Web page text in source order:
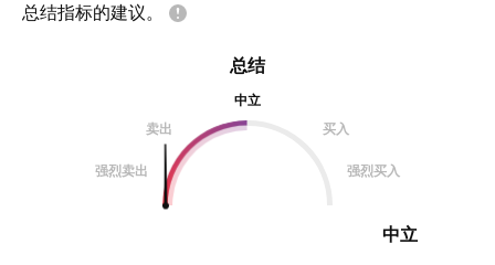
总结指标的建议。
总结
中立
卖出
买入
强烈卖出 强烈买入
中立